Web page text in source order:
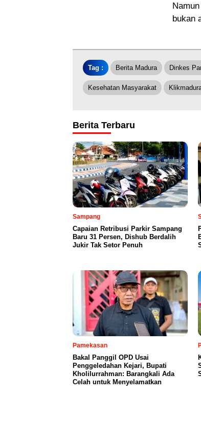
bukan
Tag : Berita Madura Dinkes
Kesehatan Masyarakat
Berita Terbaru
Sampang
Capaian Retribusi Parkir Sampang
Baru 31 Persen, Dishub Berdalih
Jukir Tak Setor Penuh
Pamekasan
Bakal Panggil OPD Usai
Penggeledahan Kejari, Bupati
Kholilurrahman: Barangkali Ada
Celah untuk Menyelamatkan